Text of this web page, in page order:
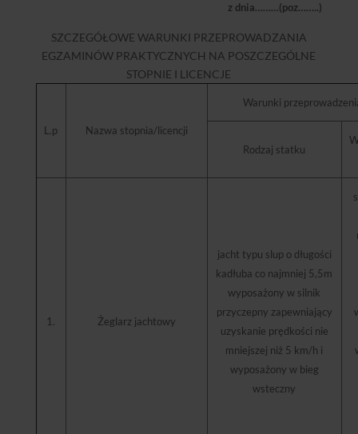
z dnia………(poz……..)
SZCZEGÓŁOWE WARUNKI PRZEPROWADZANIA
EGZAMINÓW PRAKTYCZNYCH NA POSZCZEGÓLNE
STOPNIE I LICENCJE
L.p Nazwa stopnia/licencji
Warunki
Rodzaj statku
1. Żeglarz jachtowy
jacht typu slup o długości
kadłuba co najmniej 5,5m
wyposażony w silnik
przyczepny zapewniający
uzyskanie prędkości nie
mniejszej niż 5 km/h i
wyposażony w bieg
wsteczny